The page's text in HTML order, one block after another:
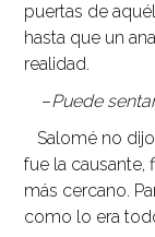
puertas de
hasta que un
realidad.
–Puede
Salomé no
fue la causante,
más cercano.
como lo era